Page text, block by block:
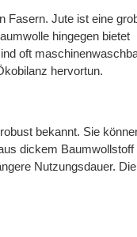
Fasern. Jute ist eine
hingegen bietet
oft
hervortun.
bekannt. Sie
dickem
Nutzungsdauer.